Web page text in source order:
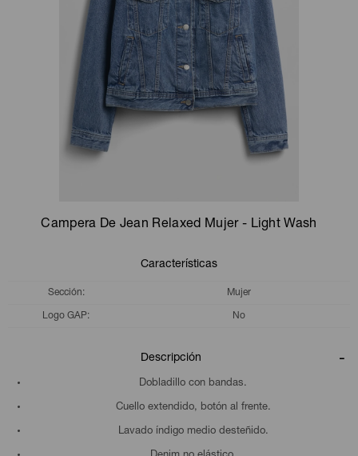
Campera De Jean Relaxed Mujer - Light Wash
Características
Sección Mujer
Logo GAP No
Descripción
Dobladillo con bandas.
Cuello extendido, botón al frente.
Lavado índigo medio desteñido.
Camperas
Musculosas
Vestidos y polleras
Calzas
Camperas
Chalecos
Ropa interior
Camperas
Chalecos
Ropa interior
Pijamas
Camperas